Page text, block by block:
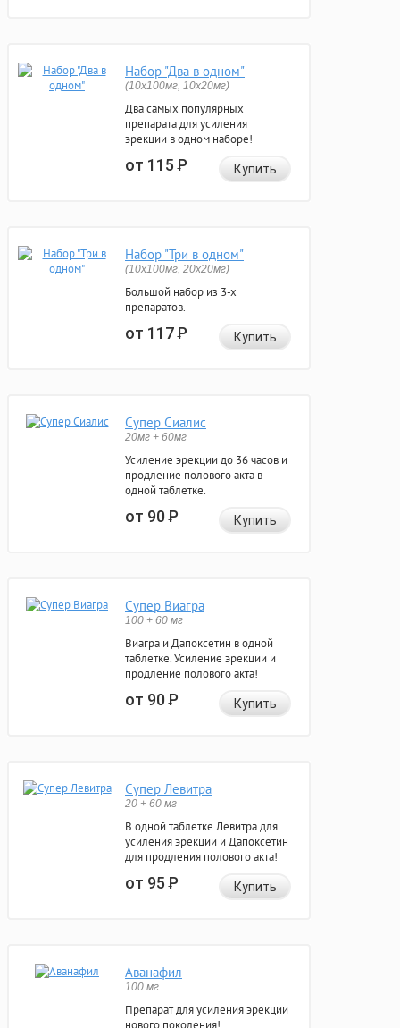
Набор "Два в одном"
(10x100мг, 10x20мг)
Два самых популярных
препарата для усиления
эрекции в одном наборе!
от 115Р Купить
Набор "Три в одном"
(10x100мг, 20x20мг)
Большой набор из 3-х
препаратов.
от 117Р Купить
Супер Сиалис
20мг + 60мг
Усиление эрекции до 36 часов и
продление полового акта в
одной таблетке.
от 90Р Купить
Супер Виагра
100 + 60 мг
Виагра и Дапоксетин в одной
таблетке. Усиление эрекции и
продление полового акта!
от 90Р Купить
Супер Левитра
20 + 60 мг
В одной таблетке Левитра для
усиления эрекции и Дапоксетин
для продления полового акта!
от 95Р Купить
Аванафил
100 мг
Препарат для усиления эрекции